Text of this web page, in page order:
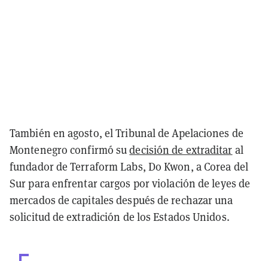
También en agosto, el Tribunal de Apelaciones de
Montenegro confirmó sudecisión de extraditar al
fundador de Terraform Labs, Do Kwon, a Corea del
Sur para enfrentar cargos por violación de leyes de
mercados de capitales después de rechazar una
solicitud de extradición de los Estados Unidos.